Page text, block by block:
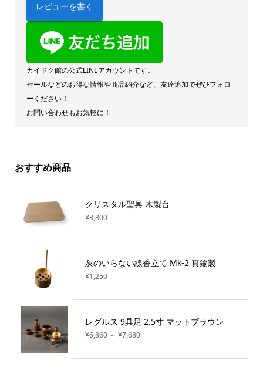
レビューを書く
カイドク館の公式LINEアカウントです。
セールなどのお得な情報や商品紹介など、友達追加でぜひフォロ
ーください！
お問い合わせもお気軽に！
おすすめ商品
クリスタル聖具 木製台
¥3,800
灰のいらない線香立て Mk-2 真鍮製
¥1,250
レグルス 9具足 2.5寸 マットブラウン
¥6,860 ～ ¥7,680